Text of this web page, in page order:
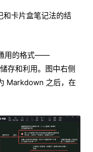
卡片盒笔记法的结
用的格式——
存和利用。图中右侧
Markdown 之后，在